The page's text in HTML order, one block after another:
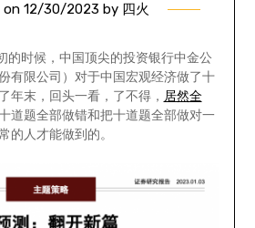
on 12/30/2023 by 四火
时候，中国顶尖的投资银行中金公
有限公司）对于中国宏观经济做了十
年末，回头一看，了不得， 居然全
道题全部做错和把十道题全部做对一
的人才能做到的。